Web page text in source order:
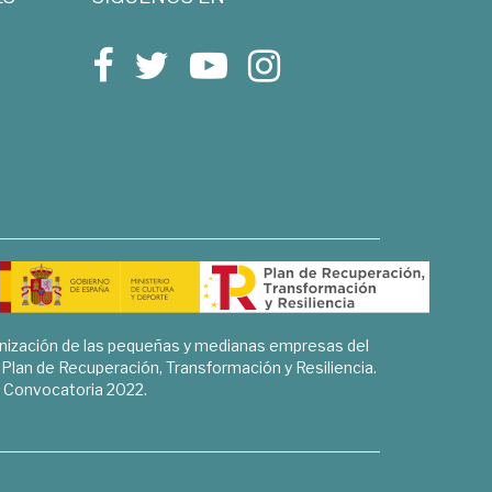
de las pequeñas y medianas empresas del
de Recuperación, Transformación y Resiliencia.
Convocatoria 2022.